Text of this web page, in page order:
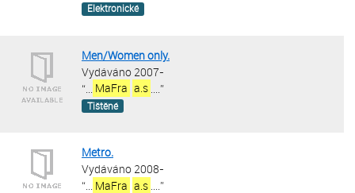
Elektronické
Men/Women only.
Vydáváno 2007-
“
MaFra a.s ....”
Tištěné
Metro.
Vydáváno 2008-
“... MaFra a.s ....”